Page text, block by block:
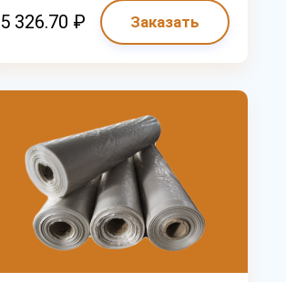
5 326.70 ₽ Заказать